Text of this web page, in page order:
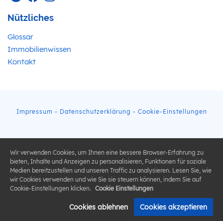
Nützliches
Glossar
Immobilienwissen
Kontakt
Impressum - Datenschutzerklärung - Cookie-Einstellungen
Wir verwenden Cookies, um Ihnen eine bessere Browser-Erfahrung zu
bieten, Inhalte und Anzeigen zu personalisieren, Funktionen für soziale
Medien bereitzustellen und unseren Traffic zu analysieren. Lesen Sie, wie
wir Cookies verwenden und wie Sie sie steuern können, indem Sie auf
Cookie-Einstellungen klicken. Cookie Einstellungen
Cookies ablehnen Cookies akzeptieren